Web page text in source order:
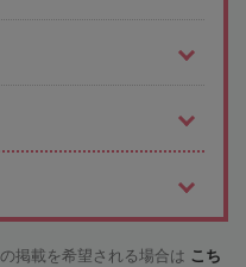
掲載を希望される場合は こち